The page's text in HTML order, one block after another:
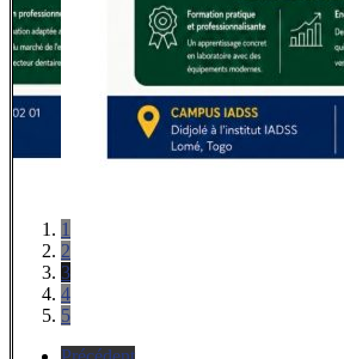
1
2
3
4
5